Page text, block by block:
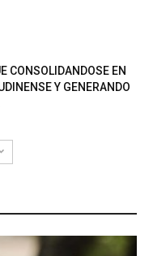
CONSOLIDANDOSE EN
Y GENERANDO